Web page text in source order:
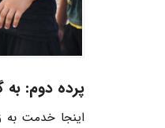
پرده دوم:
اینجا خدمت